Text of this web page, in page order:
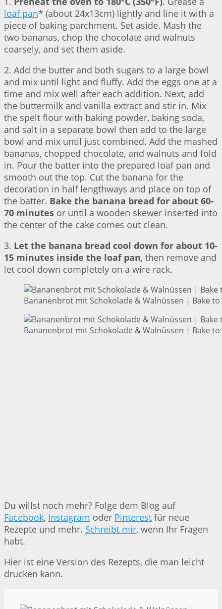
loaf pan* (about 24x13cm) lightly and line it with a
piece of baking parchment. Set aside. Mash the
two bananas, chop the chocolate and walnuts
coarsely, and set them aside.
2. Add the butter and both sugars to a large bowl
and mix until light and fluffy. Add the eggs one at a
time and mix well after each addition. Next, add
the buttermilk and vanilla extract and stir in. Mix
the spelt flour with baking powder, baking soda,
and salt in a separate bowl then add to the large
bowl and mix until just combined. Add the mashed
bananas, chopped chocolate, and walnuts and fold
in. Pour the batter into the prepared loaf pan and
smooth out the top. Cut the banana for the
decoration in half lengthways and place on top of
the batter. Bake the banana bread for about 60-
70 minutes or until a wooden skewer inserted into
the center of the cake comes out clean.
3. Let the banana bread cool down for about 10-
15 minutes inside the loaf pan, then remove and
let cool down completely on a wire rack.
Bananenbrot mit Schokolade & Walnüssen | Bake
Bananenbrot mit Schokolade & Walnüssen | Bake
Du willst noch mehr? Folge dem Blog auf
Facebook, Instagram oder Pinterest für neue
Rezepte und mehr. Schreibt mir, wenn Ihr Fragen
habt.
Hier ist eine Version des Rezepts, die man leicht
drucken kann.